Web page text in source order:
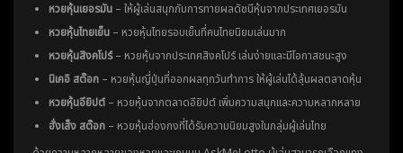
หวยหุ้นเยอรมัน– ให้ผู้เล่นสนุกกับการทายผลดัชนีหุ้นจากประเทศเยอรมัน
หวยหุ้นไทยเย็น– หวยหุ้นไทยรอบเย็นที่คนไทยนิยมเล่นมาก
หวยหุ้นสิงคโปร์– หวยหุ้นจากประเทศสิงคโปร์ เล่นง่ายและมีโอกาสชนะสูง
นิเคอิ สต๊อก– หวยหุ้นญี่ปุ่นที่ออกผลทุกวันทำการ ให้ผู้เล่นได้ลุ้นผลตลาดหุ้น
หวยหุ้นอียิปต์– หวยหุ้นจากตลาดอียิปต์ เพิ่มความสนุกและความหลากหลาย
ฮั่งเส็ง สต๊อก– หวยหุ้นฮ่องกงที่ได้รับความนิยมสูงในกลุ่มผู้เล่นไทย